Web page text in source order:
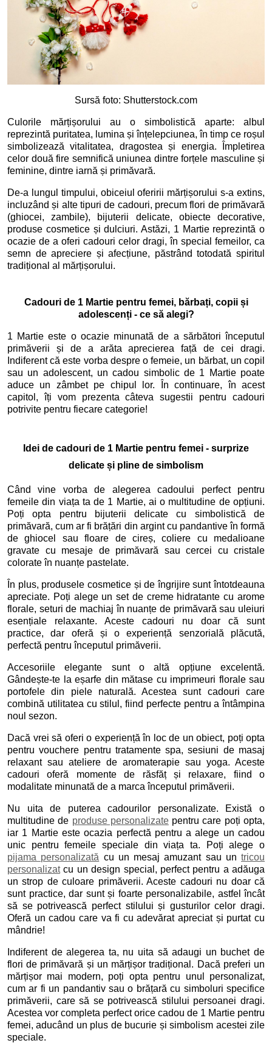
Sursă foto: Shutterstock.com
Culorile mărțișorului au o simbolistică aparte: albul
reprezintă puritatea, lumina și înțelepciunea, în timp ce roșul
simbolizează vitalitatea, dragostea și energia. Împletirea
celor două fire semnifică uniunea dintre forțele masculine și
feminine, dintre iarnă și primăvară.
De-a lungul timpului, obiceiul oferirii mărțișorului s-a extins,
incluzând și alte tipuri de cadouri, precum flori de primăvară
(ghiocei, zambile), bijuterii delicate, obiecte decorative,
produse cosmetice și dulciuri. Astăzi, 1 Martie reprezintă o
ocazie de a oferi cadouri celor dragi, în special femeilor, ca
semn de apreciere și afecțiune, păstrând totodată spiritul
tradițional al mărțișorului.
Cadouri de 1 Martie pentru femei, bărbați, copii și
adolescenți - ce să alegi?
1 Martie este o ocazie minunată de a sărbători începutul
primăverii și de a arăta aprecierea față de cei dragi.
Indiferent că este vorba despre o femeie, un bărbat, un copil
sau un adolescent, un cadou simbolic de 1 Martie poate
aduce un zâmbet pe chipul lor. În continuare, în acest
capitol, îți vom prezenta câteva sugestii pentru cadouri
potrivite pentru fiecare categorie!
Idei de cadouri de 1 Martie pentru femei - surprize
delicate și pline de simbolism
Când vine vorba de alegerea cadoului perfect pentru
femeile din viața ta de 1 Martie, ai o multitudine de opțiuni.
Poți opta pentru bijuterii delicate cu simbolistică de
primăvară, cum ar fi brățări din argint cu pandantive în formă
de ghiocel sau floare de cireș, coliere cu medalioane
gravate cu mesaje de primăvară sau cercei cu cristale
colorate în nuanțe pastelate.
În plus, produsele cosmetice și de îngrijire sunt întotdeauna
apreciate. Poți alege un set de creme hidratante cu arome
florale, seturi de machiaj în nuanțe de primăvară sau uleiuri
esențiale relaxante. Aceste cadouri nu doar că sunt
practice, dar oferă și o experiență senzorială plăcută,
perfectă pentru începutul primăverii.
Accesoriile elegante sunt o altă opțiune excelentă.
Gândește-te la eșarfe din mătase cu imprimeuri florale sau
portofele din piele naturală. Acestea sunt cadouri care
combină utilitatea cu stilul, fiind perfecte pentru a întâmpina
noul sezon.
Dacă vrei să oferi o experiență în loc de un obiect, poți opta
pentru vouchere pentru tratamente spa, sesiuni de masaj
relaxant sau ateliere de aromaterapie sau yoga. Aceste
cadouri oferă momente de răsfăț și relaxare, fiind o
modalitate minunată de a marca începutul primăverii.
Nu uita de puterea cadourilor personalizate. Există o
multitudine de produse personalizatepentru care poți opta,
iar 1 Martie este ocazia perfectă pentru a alege un cadou
unic pentru femeile speciale din viața ta. Poți alege o
pijama personalizată cu un mesaj amuzant sau un tricou
personalizatcu un design special, perfect pentru a adăuga
un strop de culoare primăverii. Aceste cadouri nu doar că
sunt practice, dar sunt și foarte personalizabile, astfel încât
să se potrivească perfect stilului și gusturilor celor dragi.
Oferă un cadou care va fi cu adevărat apreciat și purtat cu
mândrie!
Indiferent de alegerea ta, nu uita să adaugi un buchet de
flori de primăvară și un mărțișor tradițional. Dacă preferi un
mărțișor mai modern, poți opta pentru unul personalizat,
cum ar fi un pandantiv sau o brățară cu simboluri specifice
primăverii, care să se potrivească stilului persoanei dragi.
Acestea vor completa perfect orice cadou de 1 Martie pentru
femei, aducând un plus de bucurie și simbolism acestei zile
speciale.